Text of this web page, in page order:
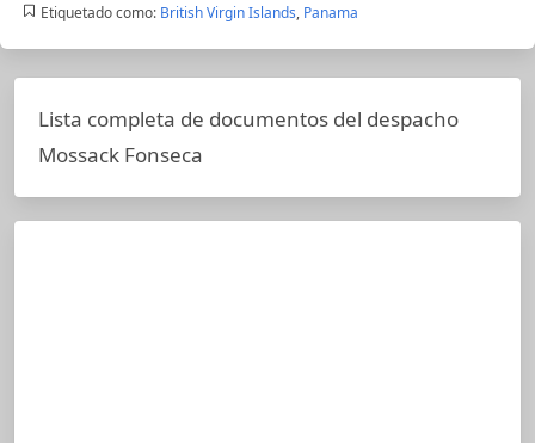
Etiquetado como: British Virgin Islands, Panama
Lista completa de documentos del despacho
Mossack Fonseca